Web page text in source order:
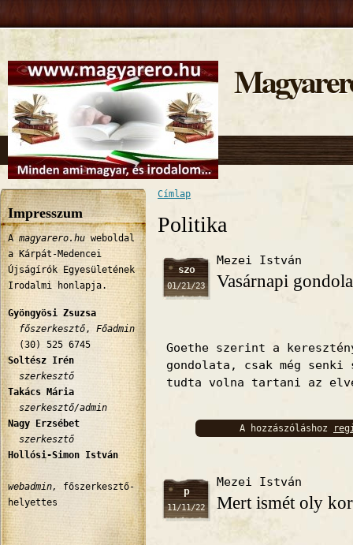
Impresszum
A magyarero.hu weboldal
a Kárpát-Medencei
Újságírók Egyesületének
Irodalmi honlapja.
Gyöngyösi Zsuzsa
főszerkesztő ,
Főadmin
(30) 525 6745
Soltész Irén
szerkesztő
Takács Mária
szerkesztő/admin
Nagy Erzsébet
szerkesztő
Hollósi-Simon István
webadmin,
főszerkesztő-
helyettes
Jelenlegi hely
Címlap
Politika
szo
01/21/23
Mezei István
Vasárnapi
Goethe szerint a
gondolata, csak még
tudta volna tartani az
A hozzászóláshoz
p
11/11/22
Mezei István
Mert ismét oly